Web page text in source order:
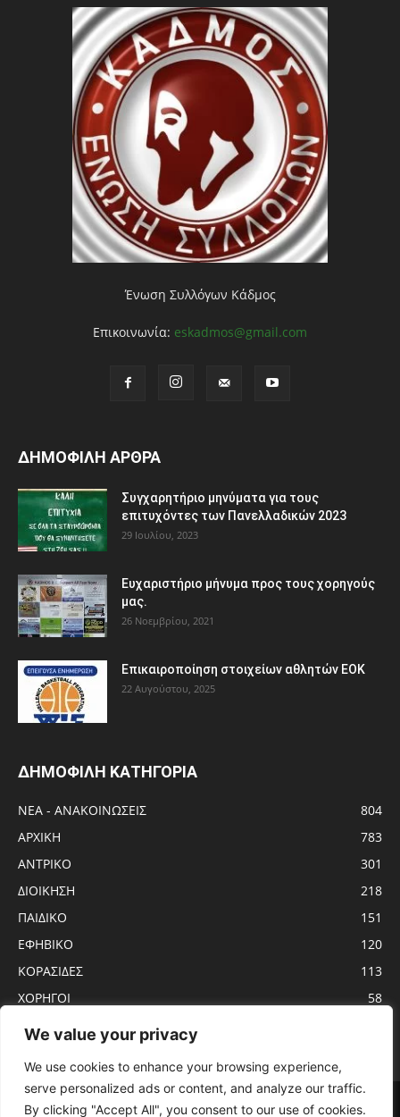
We value your privacy
We use cookies to enhance your browsing experience,
serve personalized ads or content, and analyze our traffic.
By clicking "Accept All", you consent to our use of cookies.
Ένωση Συλλόγων Κάδμος
Επικοινωνία: eskadmos@gmail.com
ΔΗΜΟΦΙΛΗ ΑΡΘΡΑ
Συγχαρητήριο μηνύματα για τους
επιτυχόντες των Πανελλαδικών 2023
29 Ιουλίου, 2023
Ευχαριστήριο μήνυμα προς τους χορηγούς
μας.
26 Νοεμβρίου, 2021
Eπικαιροποίηση στοιχείων αθλητών ΕΟΚ
22 Αυγούστου, 2025
ΔΗΜΟΦΙΛΗ ΚΑΤΗΓΟΡΙΑ
ΝΕΑ - ΑΝΑΚΟΙΝΩΣΕΙΣ
804
ΑΡΧΙΚΗ
783
ΑΝTΡΙΚΟ
301
ΔΙΟΙΚΗΣΗ
218
ΠΑΙΔΙΚΟ
151
ΕΦΗΒΙΚΟ
120
ΚΟΡΑΣΙΔΕΣ
113
ΧΟΡΗΓΟΙ
58
ΝΕΑΝΙΔΕΣ
Αρχική ΑΝTΡΙΚΟ ΝΕΑ – ΑΝΑΚΟΙΝΩΣΕΙΣ
ΓΥΝΑΙΚΩΝ